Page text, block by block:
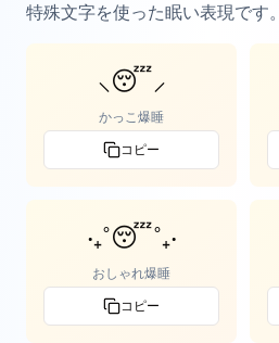
特殊文字を使った眠い表現です。
⸜😴⸝
かっこ爆睡
コピー
‧₊˚😴˚₊‧
おしゃれ爆睡
コピー